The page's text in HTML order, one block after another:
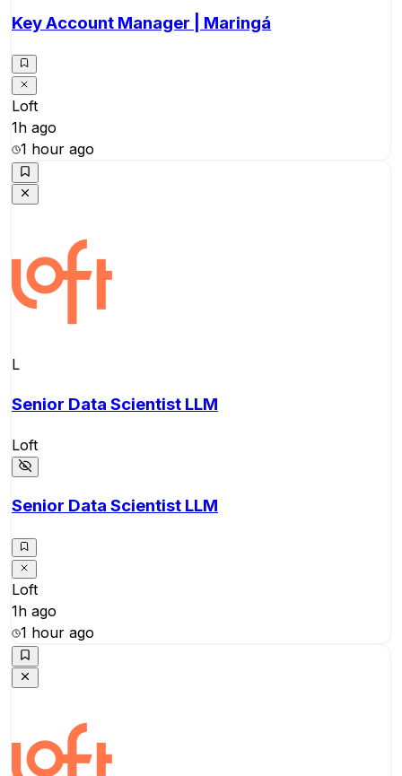
Key Account Manager | Maringá
Loft
1h ago
1 hour ago
L
Senior Data Scientist LLM
Loft
Senior Data Scientist LLM
Loft
1h ago
1 hour ago